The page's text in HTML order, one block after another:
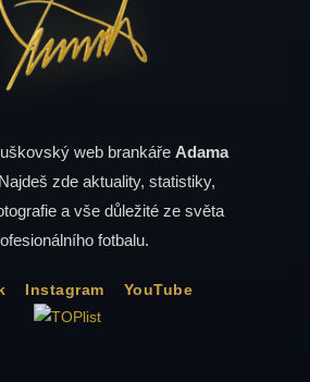
web brankáře Adama
zde aktuality, statistiky,
a vše důležité ze světa
fotbalu.
Instagram YouTube